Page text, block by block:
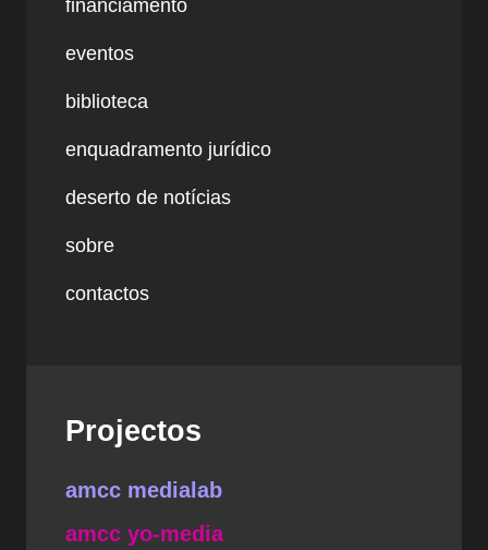
financiamento
eventos
biblioteca
enquadramento jurídico
deserto de notícias
sobre
contactos
Projectos
amcc medialab
amcc yo-media